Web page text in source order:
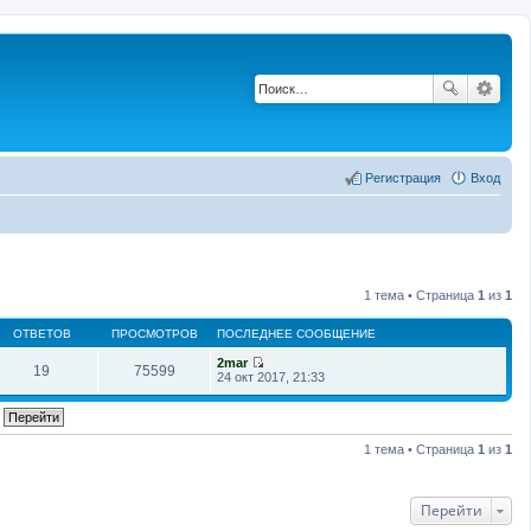
Вход
Регистрация
1 тема • Страница 1 из 1
ОТВЕТОВ ПРОСМОТРОВ ПОСЛЕДНЕЕ СООБЩЕНИЕ
19 75599
2mar
П
р
й
24 окт 2017, 21:33
1 тема • Страница 1 из 1
Перейти